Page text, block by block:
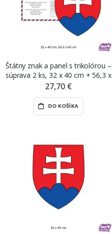
Štátny znak a panel s trikolórou –
súprava 2 ks, 32 x 40 cm + 56,3 x
60 cm, samolepiaca nálepka
27,70 €
DO KOŠÍKA